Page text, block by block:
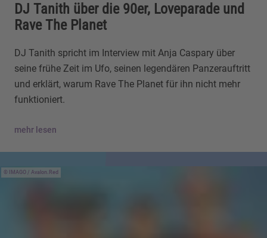
DJ Tanith über die 90er, Loveparade und
Rave The Planet
DJ Tanith spricht im Interview mit Anja Caspary über
seine frühe Zeit im Ufo, seinen legendären Panzerauftritt
und erklärt, warum Rave The Planet für ihn nicht mehr
funktioniert.
mehr lesen
IMAGO / Avalon.Red